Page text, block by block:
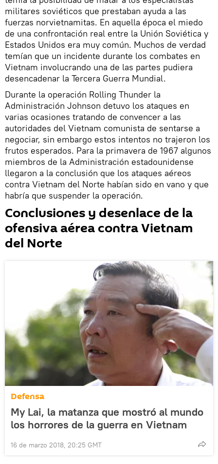
militares soviéticos que prestaban ayuda a las
fuerzas norvietnamitas. En aquella época el miedo
de una confrontación real entre la Unión Soviética y
Estados Unidos era muy común. Muchos de verdad
temían que un incidente durante los combates en
Vietnam involucrando una de las partes pudiera
desencadenar la Tercera Guerra Mundial.
Durante la operación Rolling Thunder la
Administración Johnson detuvo los ataques en
varias ocasiones tratando de convencer a las
autoridades del Vietnam comunista de sentarse a
negociar, sin embargo estos intentos no trajeron los
frutos esperados. Para la primavera de 1967 algunos
miembros de la Administración estadounidense
llegaron a la conclusión que los ataques aéreos
contra Vietnam del Norte habían sido en vano y que
habría que suspender la operación.
Conclusiones y desenlace de la
ofensiva aérea contra Vietnam
del Norte
Defensa
My Lai, la matanza que mostró al mundo
los horrores de la guerra en Vietnam
16 de marzo 2018, 20:25 GMT